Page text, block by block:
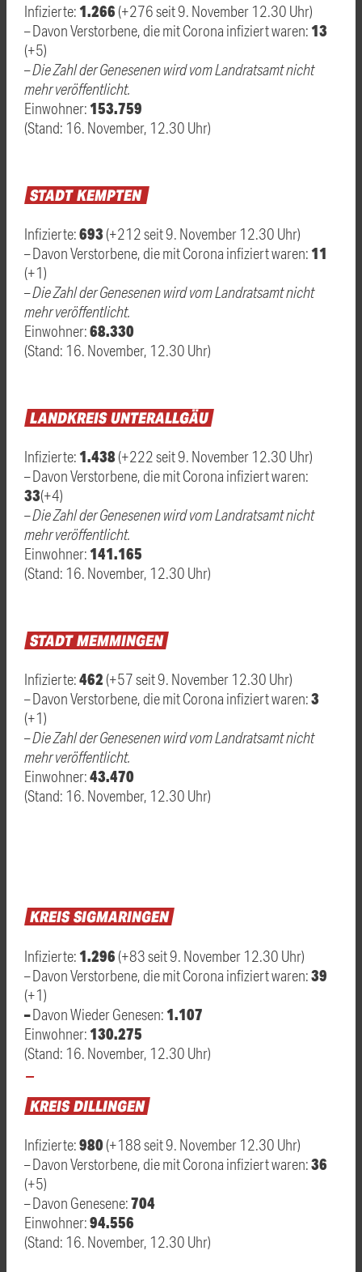
Infizierte:1.266 (+276 seit 9. November 12.30 Uhr)
– Davon Verstorbene, die mit Corona infiziert waren:13
(+5)
–Die Zahl der Genesenen wird vom Landratsamt nicht
mehr veröffentlicht.
Einwohner:153.759
(Stand: 16. November, 12.30 Uhr)
STADTKEMPTEN
Infizierte:693 (+212 seit 9. November 12.30 Uhr)
– Davon Verstorbene, die mit Corona infiziert waren:11
(+1)
–Die Zahl der Genesenen wird vom Landratsamt nicht
mehr veröffentlicht.
Einwohner:68.330
(Stand: 16. November, 12.30 Uhr)
LANDKREISUNTERALLGÄU
Infizierte:1.438(+222 seit 9. November 12.30 Uhr)
– Davon Verstorbene, die mit Corona infiziert waren:
33(+4)
– Die Zahl der Genesenen wird vom Landratsamt nicht
mehr veröffentlicht.
Einwohner:141.165
(Stand: 16. November, 12.30 Uhr)
STADTMEMMINGEN
Infizierte:462 (+57 seit 9. November 12.30 Uhr)
– Davon Verstorbene, die mit Corona infiziert waren:3
(+1)
–Die Zahl der Genesenen wird vom Landratsamt nicht
mehr veröffentlicht.
Einwohner:43.470
(Stand: 16. November, 12.30 Uhr)
KREISSIGMARINGEN
Infizierte:1.296 (+83 seit 9. November 12.30 Uhr)
– Davon Verstorbene, die mit Corona infiziert waren:39
(+1)
–Davon Wieder Genesen:1.107
Einwohner:130.275
(Stand: 16. November, 12.30 Uhr)
KREISDILLINGEN
Infizierte:980(+188 seit 9. November 12.30 Uhr)
– Davon Verstorbene, die mit Corona infiziert waren:36
(+5)
– Davon Genesene:704
Einwohner:94.556
(Stand: 16. November, 12.30 Uhr)